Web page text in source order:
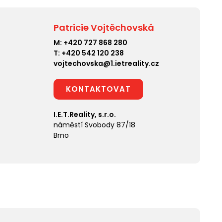
Patricie Vojtěchovská
M: +420 727 868 280
T: +420 542 120 238
vojtechovska@1.ietreality.cz
KONTAKTOVAT
I.E.T.Reality, s.r.o.
náměstí Svobody 87/18
Brno